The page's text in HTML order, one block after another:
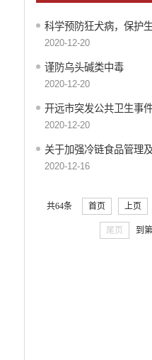
住房保障信息公开
工商登记和事中事后监管信息
价格和收费信息公开
旅游市场秩序和服务质量信息
文化机构信息公开
公共卫生健康信息公开
财政预决算
公务员管理
科学预防狂犬病，保护
2020-12-20
谨防乌头碱类中毒
2020-12-20
开远市突发公共卫生事
2020-12-20
关于加强冷链食品管理
2020-12-16
共64条 首页 上页
尾页 到第